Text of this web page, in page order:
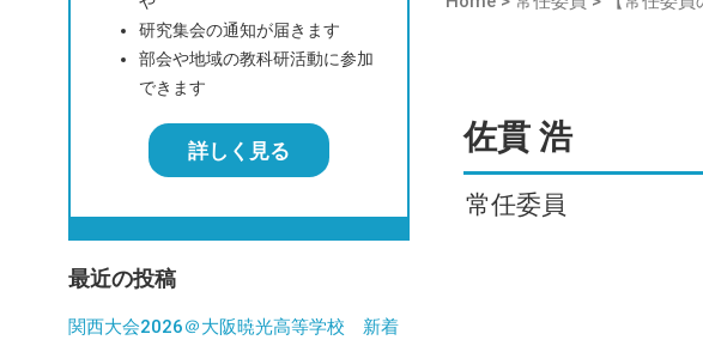
佐貫 浩
常任委員
研究集会の通知が届きます
部会や地域の教科研活動に参加
できます
詳しく見る
最近の投稿
関西大会2026＠大阪暁光高等学校 新着